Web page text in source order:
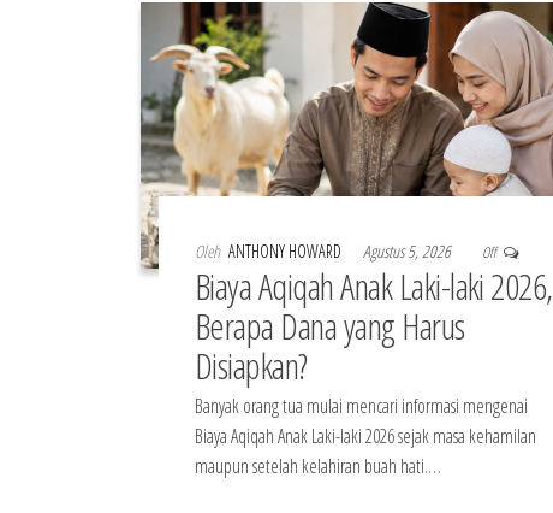
Oleh ANTHONY HOWARD Agustus 5, 2026 Off
Biaya Aqiqah Anak Laki-laki 2026,
Berapa Dana yang Harus
Disiapkan?
Banyak orang tua mulai mencari informasi mengenai
Biaya Aqiqah Anak Laki-laki 2026 sejak masa kehamilan
maupun setelah kelahiran buah hati.…